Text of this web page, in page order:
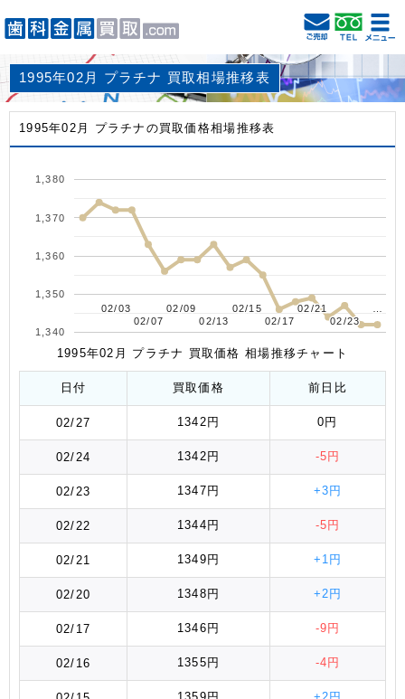
1995年02月 プラチナ 買取相場推移表
1995年02月 プラチナの買取価格相場推移表
02/03
02/03
02/07
02/07
02/09
02/09
02/13
02/13
02/15
02/15
02/17
02/17
02/21
02/21
02/23
02/23
1,340
1,350
1,360
1,370
1,380
1995年02月 プラチナ 買取価格 相場推移チャート
日付 買取価格 前日比
02/27 1342円 0円
02/24 1342円 -5円
02/23 1347円 +3円
02/22 1344円 -5円
02/21 1349円 +1円
02/20 1348円 +2円
02/17 1346円 -9円
02/16 1355円 -4円